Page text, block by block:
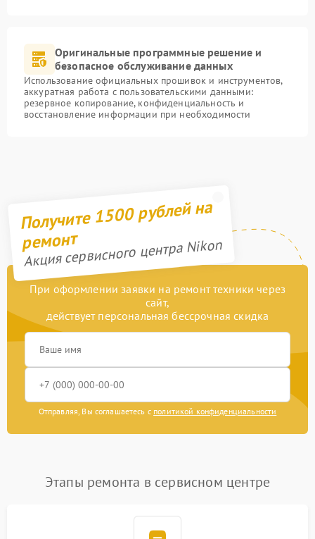
Оригинальные программные решение и
безопасное обслуживание данных
Использование официальных прошивок и инструментов,
аккуратная работа с пользовательскими данными:
резервное копирование, конфиденциальность и
восстановление информации при необходимости
Получите 1500 рублей на
ремонт
Акция сервисного центра Nikon
При оформлении заявки на ремонт техники через
сайт,
действует персональная бессрочная скидка
Отправляя, Вы соглашаетесь с политикой конфиденциальности
Этапы ремонта в сервисном центре